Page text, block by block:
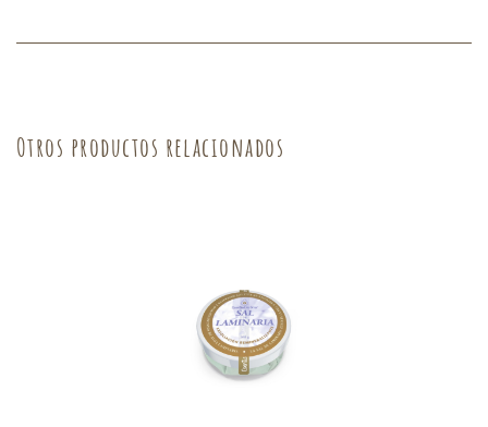
Otros productos relacionados